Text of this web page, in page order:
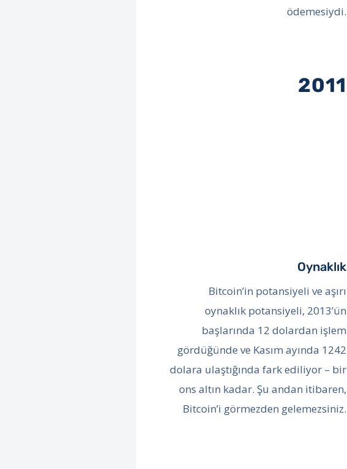
ödemesiydi.
2011
Oynaklık
Bitcoin’in potansiyeli ve aşırı
oynaklık potansiyeli, 2013’ün
başlarında 12 dolardan işlem
gördüğünde ve Kasım ayında 1242
dolara ulaştığında fark ediliyor – bir
ons altın kadar. Şu andan itibaren,
Bitcoin’i görmezden gelemezsiniz.